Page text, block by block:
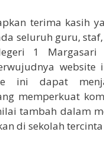
terima kasih
seluruh guru,
1 Margasari
website
ini dapat
memperkuat
tambah dalam
di sekolah